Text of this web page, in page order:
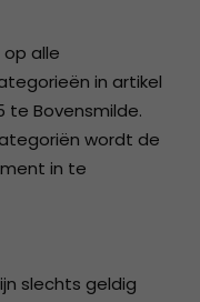
alle
in artikel
te Bovensmilde.
wordt de
in te
slechts geldig